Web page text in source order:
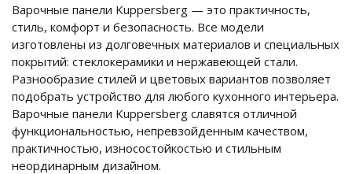
Варочные панели Kuppersberg — это практичность,
стиль, комфорт и безопасность. Все модели
изготовлены из долговечных материалов и специальных
покрытий: стеклокерамики и нержавеющей стали.
Разнообразие стилей и цветовых вариантов позволяет
подобрать устройство для любого кухонного интерьера.
Варочные панели Kuppersberg славятся отличной
функциональностью, непревзойденным качеством,
практичностью, износостойкостью и стильным
неординарным дизайном.